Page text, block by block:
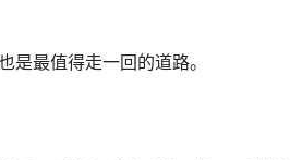
最值得走一回的道路。